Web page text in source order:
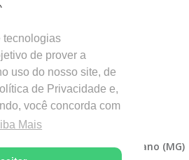
tecnologias
de prover a
uso do nosso site, de
de Privacidade e,
você concorda com
Mais
de Itabira-Coronel Fabriciano (MG)